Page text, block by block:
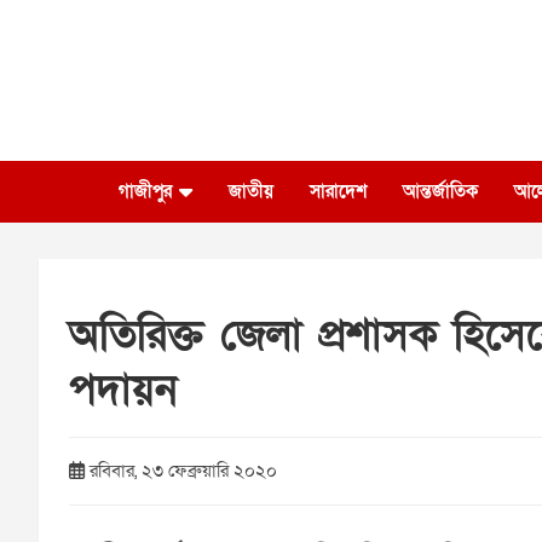
গাজীপুর জাতীয় সারাদেশ আন্তর্জাতিক
অতিরিক্ত জেলা প্রশাসক
পদায়ন
রবিবার, ২৩ ফেব্রুয়ারি ২০২০